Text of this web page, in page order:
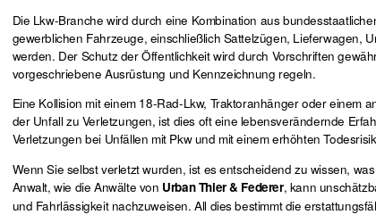
Die Lkw-Branche wird durch eine Kombination aus
gewerblichen Fahrzeuge, einschließlich Sattelzügen, Lieferwagen,
werden. Der Schutz der Öffentlichkeit wird durch Vorschriften
vorgeschriebene Ausrüstung und Kennzeichnung regeln.
Eine Kollision mit einem 18-Rad-Lkw, Traktoranhänger oder
der Unfall zu Verletzungen, ist dies oft eine lebensverändernde
Verletzungen bei Unfällen mit Pkw und mit einem erhöhten
Wenn Sie selbst verletzt wurden, ist es entscheidend zu wissen,
Anwalt, wie die Anwälte von Urban Thier & Federer, kann
und Fahrlässigkeit nachzuweisen. All dies bestimmt die